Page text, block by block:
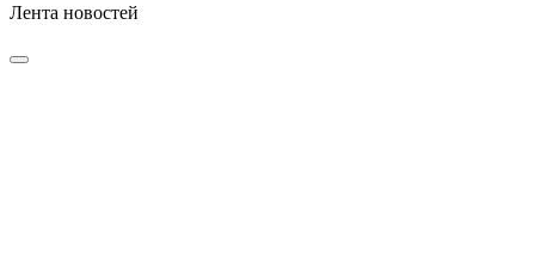
Лента новостей